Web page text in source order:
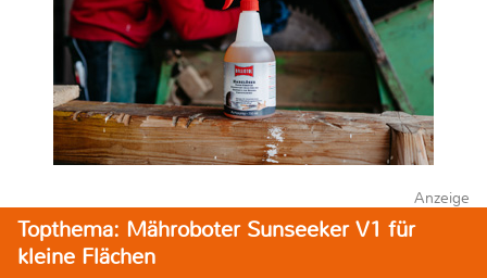
Anzeige
Topthema: Mähroboter Sunseeker V1 für
kleine Flächen